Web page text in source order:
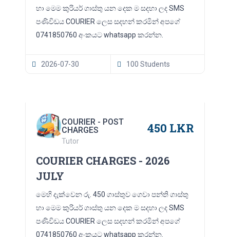
හා මෙම කුරියර් ගාස්තු යන දෙක ම සදහා ලද SMS
පණිවිඩය COURIER ලෙස සදහන් කරමින් අපගේ
0741850760 අංකයට whatsapp කරන්න.
2026-07-30 100 Students
COURIER - POST
CHARGES
Tutor
450 LKR
COURIER CHARGES - 2026
JULY
මෙහි දැක්වෙන රු. 450 ගාස්තුව ගෙවා පන්ති ගාස්තු
හා මෙම කුරියර් ගාස්තු යන දෙක ම සදහා ලද SMS
පණිවිඩය COURIER ලෙස සදහන් කරමින් අපගේ
0741850760 අංකයට whatsapp කරන්න.